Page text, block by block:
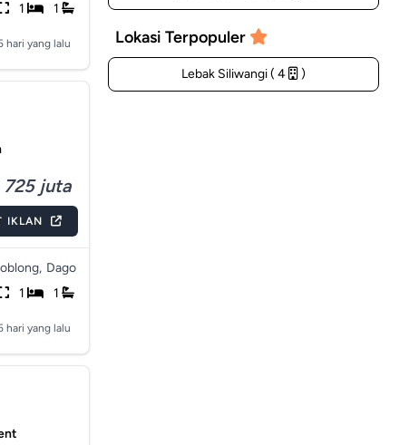
1 1
hari yang lalu
725 juta
IKLAN
Dago
1 1
hari yang lalu
Lokasi Terpopuler
Lebak Siliwangi ( 4 )